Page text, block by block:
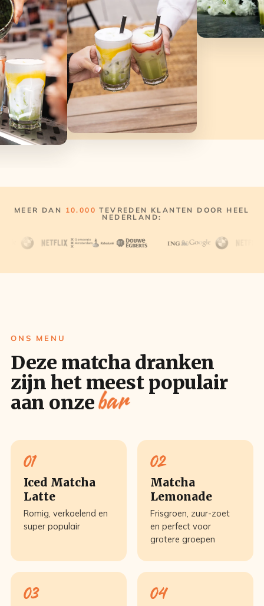
MEER DAN 10.000 TEVREDEN KLANTEN DOOR HEEL
NEDERLAND:
ONS MENU
Deze matcha dranken
zijn het meest populair
aan onzebar
01
Iced Matcha
Latte
Romig, verkoelend en
super populair
02
Matcha
Lemonade
Frisgroen, zuur-zoet
en perfect voor
grotere groepen
03 04